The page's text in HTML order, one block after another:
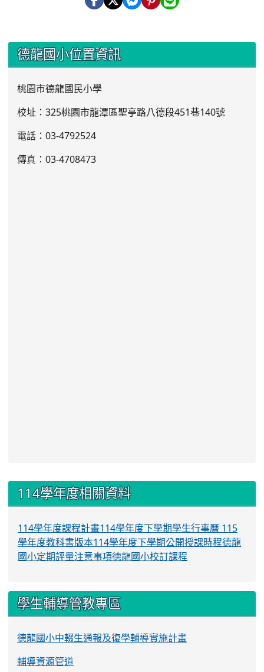
::: 德龍國小位置資訊
桃園市德龍國民小學
校址：325桃園市龍潭區聖亭路八德段451巷140號
電話：03-4792524
傳真：03-4708473
::: 114學年度相關資料
114學年度課程計畫114學年度下學期學生行事曆 115
學年度教科書版本114學年度下學期公開授課時程德龍
國小定期評量注意事項德龍國小校訂課程
學生輔導管教專區
德龍國小中輟生通報及復學輔導實施計畫
輔導資源管道